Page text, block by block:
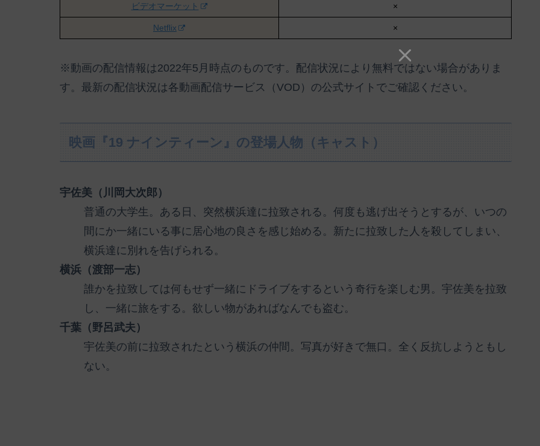
ビデオマーケット ×
Netflix ×
※動画の配信情報は2022年5月時点のものです。配信状況により無料ではない場合がありま
す。最新の配信状況は各動画配信サービス（VOD）の公式サイトでご確認ください。
映画『19 ナインティーン』の登場人物（キャスト）
宇佐美（川岡大次郎）
普通の大学生。ある日、突然横浜達に拉致される。何度も逃げ出そうとするが、いつの
間にか一緒にいる事に居心地の良さを感じ始める。新たに拉致した人を殺してしまい、
横浜達に別れを告げられる。
横浜（渡部一志）
誰かを拉致しては何もせず一緒にドライブをするという奇行を楽しむ男。宇佐美を拉致
し、一緒に旅をする。欲しい物があればなんでも盗む。
千葉（野呂武夫）
宇佐美の前に拉致されたという横浜の仲間。写真が好きで無口。全く反抗しようともし
ない。